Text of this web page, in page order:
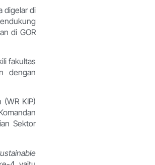
digelar di
di GOR
fakultas
dengan
KIP)
Sektor